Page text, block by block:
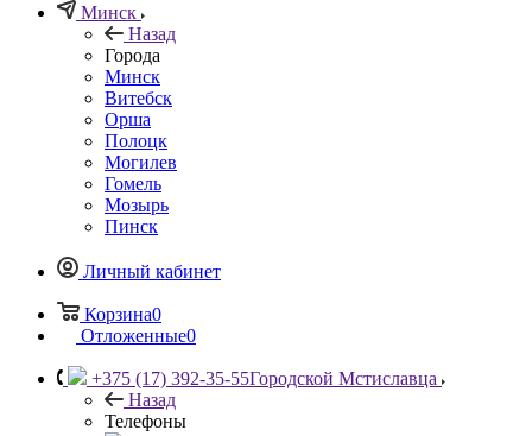
Минск
Назад
Города
Минск
Витебск
Орша
Полоцк
Могилев
Гомель
Мозырь
Пинск
Личный кабинет
Корзина0
Отложенные0
+375 (17) 392-35-55Городской Мстиславца
Назад
Телефоны